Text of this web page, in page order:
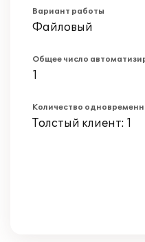
Вариант работы
Файловый
Общее число
1
Количество
Толстый клиент: 1